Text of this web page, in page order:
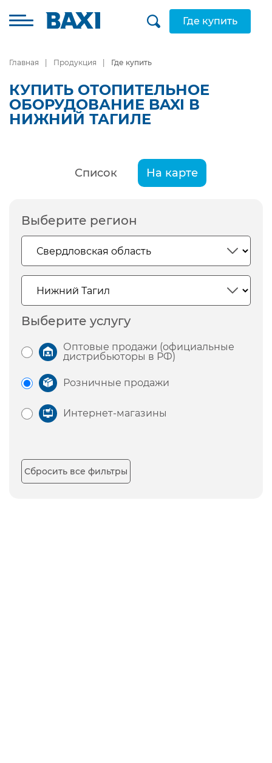
Где купить
Главная Продукция Где купить
КУПИТЬ ОТОПИТЕЛЬНОЕ
ОБОРУДОВАНИЕ BAXI В
НИЖНИЙ ТАГИЛЕ
Список На карте
Выберите регион
Выберите услугу
Оптовые продажи (официальные
дистрибьюторы в РФ)
Розничные продажи
Интернет-магазины
Сбросить все фильтры